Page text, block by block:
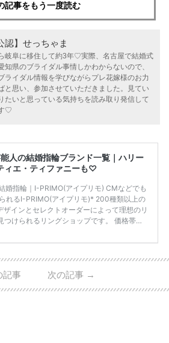
記事をもう一度読む
認】せっちゃま
岐阜に移住して約3年♡実際、名古屋で結婚式
知県のブライダル事情しかわからないので、
ライダル情報を学びながらプレ花嫁様のお力
と思い、参加させていただきました。見てい
たいと思っている気持ちを読み取り発信して
♡
人の結婚指輪ブランド一覧｜ハリー
ィエ・ティファニーも♡
婚指輪｜I-PRIMO(アイプリモ) CMなどでも
れるI-PRIMO(アイプリモ)* 200種類以上の
ザインとセレクトオーダーによって理想のリ
つけられるリングショップです。 価格帯は2
♩ コスパ的にも20代の若い夫婦に人気のよ
て10月5日22時～スタートする水曜ドラマ『
トペンギン! 』で山藤 そよ役を演じます💁🏻‍♀️
記事 次の記事 →